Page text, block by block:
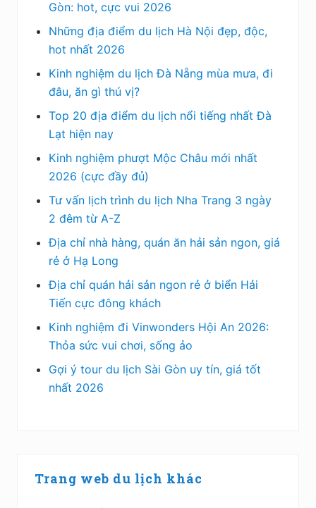
Gòn: hot, cực vui 2026
Những địa điểm du lịch Hà Nội đẹp, độc,
hot nhất 2026
Kinh nghiệm du lịch Đà Nẵng mùa mưa, đi
đâu, ăn gì thú vị?
Top 20 địa điểm du lịch nổi tiếng nhất Đà
Lạt hiện nay
Kinh nghiệm phượt Mộc Châu mới nhất
2026 (cực đầy đủ)
Tư vấn lịch trình du lịch Nha Trang 3 ngày
2 đêm từ A-Z
Địa chỉ nhà hàng, quán ăn hải sản ngon, giá
rẻ ở Hạ Long
Địa chỉ quán hải sản ngon rẻ ở biển Hải
Tiến cực đông khách
Kinh nghiệm đi Vinwonders Hội An 2026:
Thỏa sức vui chơi, sống ảo
Gợi ý tour du lịch Sài Gòn uy tín, giá tốt
nhất 2026
Trang web du lịch khác